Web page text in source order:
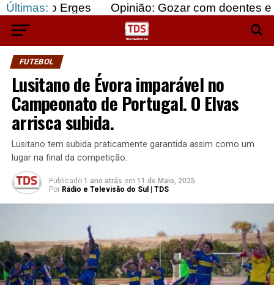
Últimas:Opinião: Gozar com doentes e bajular os
FUTEBOL
Lusitano de Évora imparável no
Campeonato de Portugal. O Elvas
arrisca subida.
Lusitano tem subida praticamente garantida assim como um
lugar na final da competição.
Publicado 1 ano atrás em 11 de Maio, 2025
Por Rádio e Televisão do Sul | TDS